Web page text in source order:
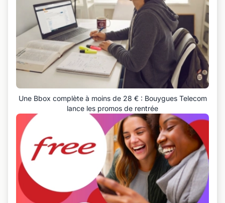
Une Bbox complète à moins de 28 € : Bouygues Telecom
lance les promos de rentrée